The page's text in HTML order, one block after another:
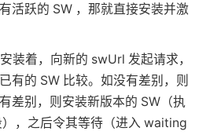
活跃的 SW ，那就直接安装并激
装着，向新的 swUrl 发起请求，
有的 SW 比较。如没有差别，则
差别，则安装新版本的 SW（执
，之后令其等待（进入 waiting